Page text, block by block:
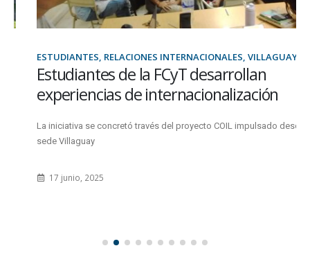
ESTUDIANTES, RELACIONES INTERNACIONALES, VILLAGUAY
Estudiantes de la FCyT desarrollan
experiencias de internacionalización
La iniciativa se concretó través del proyecto COIL impulsado desde la
sede Villaguay
17 junio, 2025